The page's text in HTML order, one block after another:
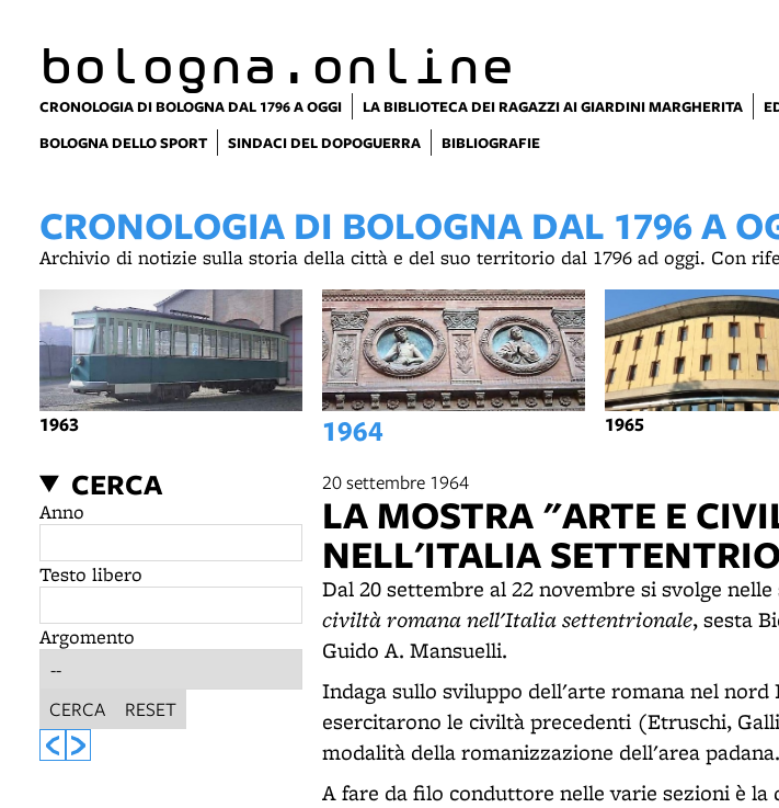
bologna.online
CRONOLOGIA DI BOLOGNA DAL 1796 A OGGI LA BIBLIOTECA DEI RAGAZZI AI GIARDINI MARGHERITA
BOLOGNA DELLO SPORT
SINDACI DEL DOPOGUERRA BIBLIOGRAFIE
CRONOLOGIA DI BOLOGNA DAL 1796 A
Archivio di notizie sulla storia della città e del suo territorio dal 1796 ad oggi. Con
1963 1964 1965
CERCA
Anno
Testo libero
Argomento
CERCA RESET
20 settembre 1964
LA MOSTRA "ARTE E
NELL'ITALIA
Dal 20 settembre al 22 novembre si svolge
civiltà romana nell'Italia settentrionale, sesta
Guido A. Mansuelli.
Indaga sullo sviluppo dell'arte romana nel nord
esercitarono le civiltà precedenti (Etruschi,
modalità della romanizzazione dell'area padana.
A fare da filo conduttore nelle varie sezioni è